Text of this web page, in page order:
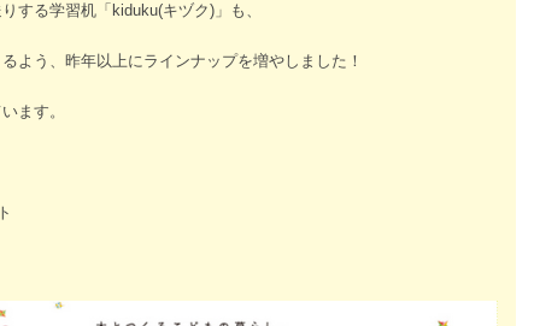
する学習机「kiduku(キヅク)」も、
よう、昨年以上にラインナップを増やしました！
ます。